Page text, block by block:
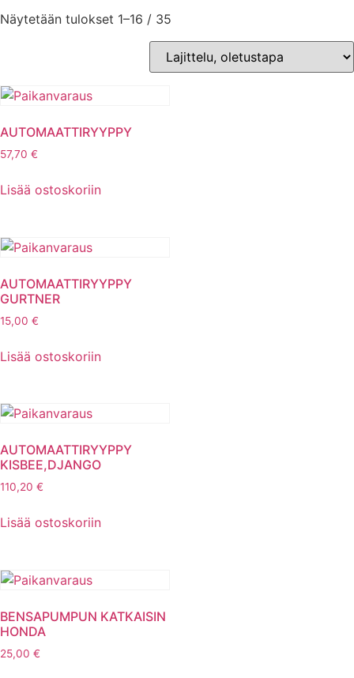
Näytetään tulokset 1–16 / 35
AUTOMAATTIRYYPPY
57,70 €
Lisää ostoskoriin
AUTOMAATTIRYYPPY
GURTNER
15,00 €
Lisää ostoskoriin
AUTOMAATTIRYYPPY
KISBEE,DJANGO
110,20 €
Lisää ostoskoriin
BENSAPUMPUN KATKAISIN
HONDA
25,00 €